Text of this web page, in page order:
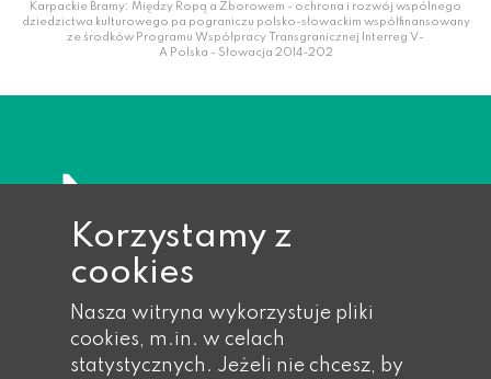
Karpackie Bramy: Między Ropą a Zborowem - ochrona i rozwój wspólnego
dziedzictwa kulturowego pa pograniczu polsko-słowackim współfinansowany
ze środków Programu Współpracy Transgranicznej Interreg V-
A Polska - Słowacja 2014-202
Korzystamy z
cookies
Nasza witryna wykorzystuje pliki
cookies, m.in. w celach
statystycznych. Jeżeli nie chcesz, by